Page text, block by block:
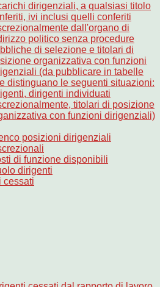
dirigenziali, a qualsiasi titolo
ivi inclusi quelli conferiti
dall'organo di
politico senza procedure
di selezione e titolari di
organizzativa con funzioni
(da pubblicare in tabelle
distinguano le seguenti situazioni:
dirigenti individuati
titolari di posizione
con funzioni dirigenziali)
posizioni dirigenziali
di funzione disponibili
dirigenti
cessati